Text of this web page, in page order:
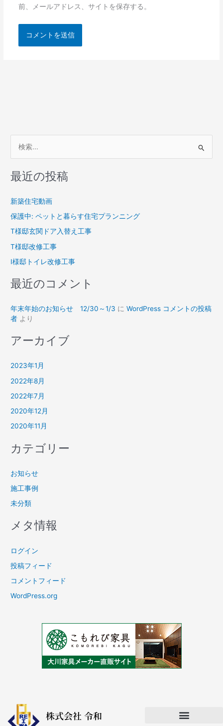
前、メールアドレス、サイトを保存する。
対
:
最近の投稿
新築住宅動画
保護中: ペットと暮らす住宅プランニング
T様邸玄関ドア入替え工事
T様邸改修工事
I様邸トイレ改修工事
最近のコメント
年末年始のお知らせ 12/30～1/3 にWordPress コメントの投稿
者 より
アーカイブ
2023年1月
2022年8月
2022年7月
2020年12月
2020年11月
カテゴリー
お知らせ
施工事例
未分類
メタ情報
ログイン
投稿フィード
コメントフィード
WordPress.org
株式会社 令和